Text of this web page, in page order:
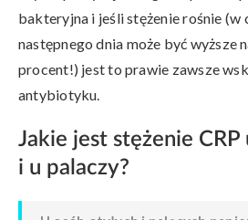
bakteryjna i jeśli stężenie rośnie (w
następnego dnia może być wyższe
procent!) jest to prawie zawsze
antybiotyku.
Jakie jest stężenie
i u palaczy?